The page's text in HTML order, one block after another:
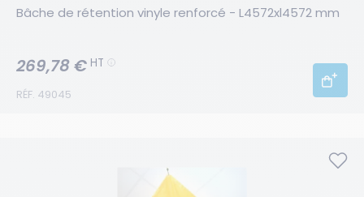
Bâche de rétention vinyle renforcé - L4572xl4572 mm
RÉF. 49045
269,78 € HT